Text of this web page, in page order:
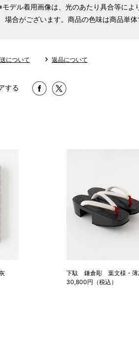
モデル着用画像は、光のあたり具合等によ
場合がございます。商品の色味は商品単
について 返品について
する
下駄 鎌倉彫 葉文様・薄
30,800円（税込）